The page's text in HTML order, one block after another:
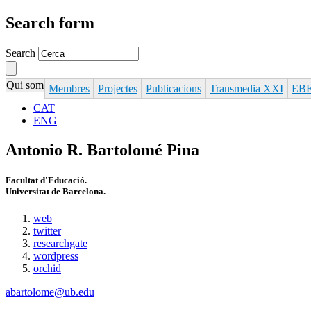
Search form
Search
Qui som Membres Projectes Publicacions Transmedia XXI
CAT
ENG
Antonio R. Bartolomé Pina
Facultat d'Educació.
Universitat de Barcelona.
web
twitter
researchgate
wordpress
orchid
abartolome@ub.edu